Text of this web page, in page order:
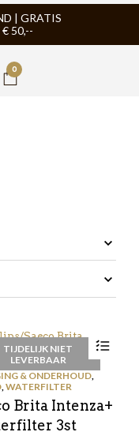
| GRATIS
50,--
0
TIJDELIJK NIET
LEVERBAAR
& ONDERHOUD,
,WATERFILTER
Brita Intenza+
3st